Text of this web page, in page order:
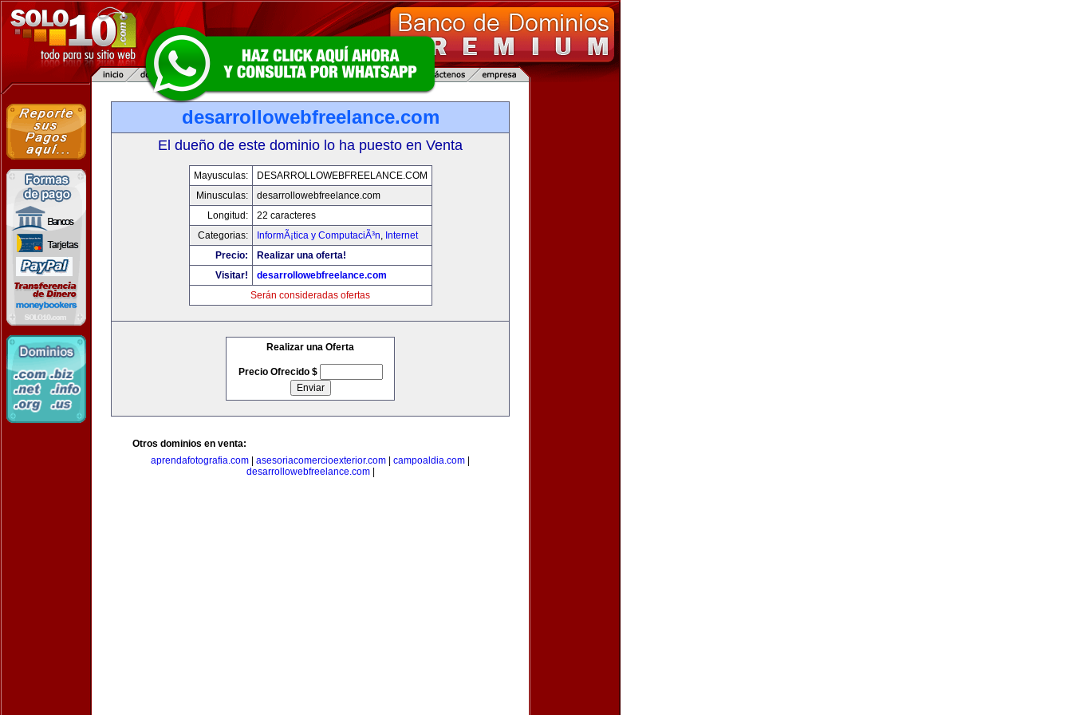
desarrollowebfreelance.com
El dueño de este dominio lo ha puesto en Venta
Mayusculas:
DESARROLLOWEBFREELANCE.COM
Minusculas:
desarrollowebfreelance.com
Longitud:
22 caracteres
Categorias:
InformÃ¡tica y ComputaciÃ³n, Internet
Precio:
Realizar una oferta!
Visitar!
desarrollowebfreelance.com
Serán consideradas ofertas
Realizar una Oferta
Precio Ofrecido $
Otros dominios en venta:
aprendafotografia.com
asesoriacomercioexterior.com campoaldia.com
desarrollowebfreelance.com|